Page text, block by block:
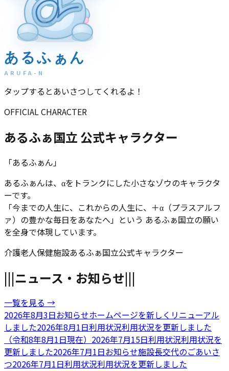
α
あるふぁん
ARUFA-N
タップするとあいさつしてくれるよ！
OFFICIAL CHARACTER
あるふぁ国立 公式キャラクター
「あるふぁん」
あるふぁんは、αをトランクにした小さなゾウのキャラクタ
ーです。
「今までの人生に、これからの人生に、＋α（プラスアルフ
ァ）の豊かな毎日をあなたへ」 という あるふぁ国立の願い
を全身で体現しています。
介護老人保健施設あるふぁ国立公式キャラクター
|||ニュース・お知らせ|||
一覧を見る →
2026年8月3日お知らせホームページを新しくリニューアル
しました2026年8月1日利用状況利用状況を更新しました
（令和8年8月1日現在） 2026年7月15日利用状況利用状況を
更新しました2026年7月1日お知らせ施設長交代のごあいさ
つ2026年7月1日利用状況利用状況を更新しました